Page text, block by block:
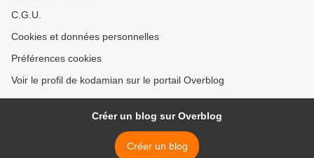
C.G.U.
Cookies et données personnelles
Préférences cookies
Voir le profil de kodamian sur le portail Overblog
Créer un blog sur Overblog
Créer un blog